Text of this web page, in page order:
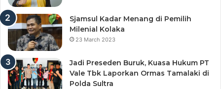
Sjamsul Kadar Menang di Pemilih
Milenial Kolaka
23 March 2023
Jadi Preseden Buruk, Kuasa Hukum PT
Vale Tbk Laporkan Ormas Tamalaki di
Polda Sultra